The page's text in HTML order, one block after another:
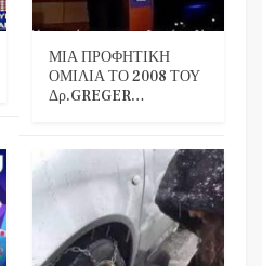
ΜΙΑ ΠΡΟΦΗΤΙΚΗ
ΟΜΙΛΙΑ ΤΟ 2008 ΤΟΥ
Δρ.GREGER…